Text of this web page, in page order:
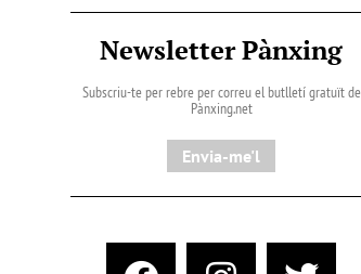
Newsletter Pànxing
Subscriu-te per rebre per correu el butlletí gratuït de
Pànxing.net​
Envia-me'l